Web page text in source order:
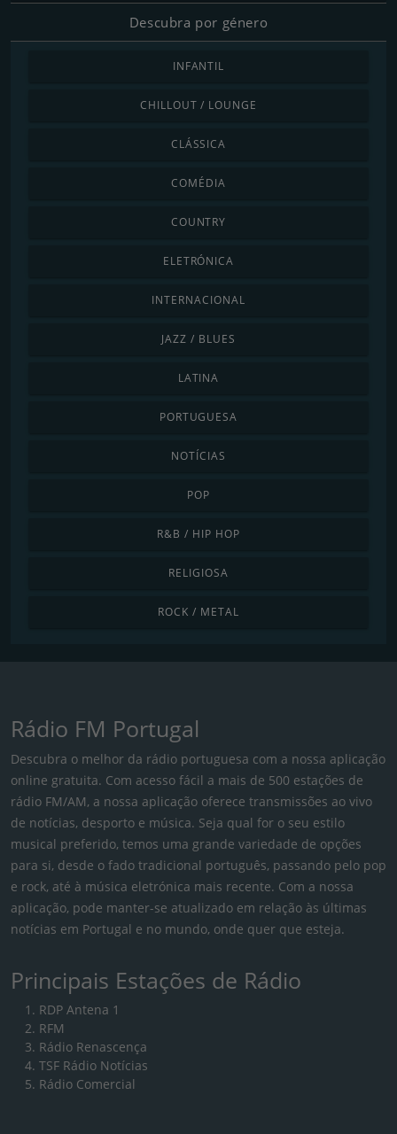
Descubra por género
INFANTIL
CHILLOUT / LOUNGE
CLÁSSICA
COMÉDIA
COUNTRY
ELETRÓNICA
INTERNACIONAL
JAZZ / BLUES
LATINA
PORTUGUESA
NOTÍCIAS
POP
R&B / HIP HOP
RELIGIOSA
ROCK / METAL
Rádio FM Portugal
Descubra o melhor da rádio portuguesa com a nossa aplicação
online gratuita. Com acesso fácil a mais de 500 estações de
rádio FM/AM, a nossa aplicação oferece transmissões ao vivo
de notícias, desporto e música. Seja qual for o seu estilo
musical preferido, temos uma grande variedade de opções
para si, desde o fado tradicional português, passando pelo pop
e rock, até à música eletrónica mais recente. Com a nossa
aplicação, pode manter-se atualizado em relação às últimas
notícias em Portugal e no mundo, onde quer que esteja.
Principais Estações de Rádio
RDP Antena 1
RFM
Rádio Renascença
TSF Rádio Notícias
Rádio Comercial